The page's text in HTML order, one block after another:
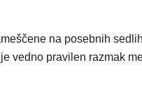
na posebnih
vedno pravilen razmak